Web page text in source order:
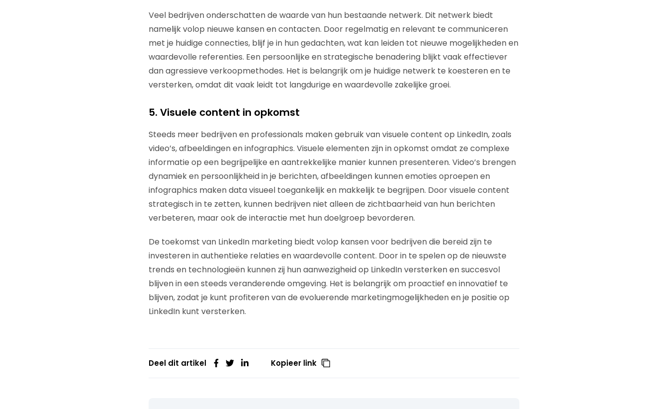
Veel bedrijven onderschatten de waarde van hun bestaande netwerk. Dit netwerk biedt
namelijk volop nieuwe kansen en contacten. Door regelmatig en relevant te communiceren
met je huidige connecties, blijf je in hun gedachten, wat kan leiden tot nieuwe mogelijkheden en
waardevolle referenties. Een persoonlijke en strategische benadering blijkt vaak effectiever
dan agressieve verkoopmethodes. Het is belangrijk om je huidige netwerk te koesteren en te
versterken, omdat dit vaak leidt tot langdurige en waardevolle zakelijke groei.
5. Visuele content in opkomst
Steeds meer bedrijven en professionals maken gebruik van visuele content op LinkedIn, zoals
video’s, afbeeldingen en infographics. Visuele elementen zijn in opkomst omdat ze complexe
informatie op een begrijpelijke en aantrekkelijke manier kunnen presenteren. Video’s brengen
dynamiek en persoonlijkheid in je berichten, afbeeldingen kunnen emoties oproepen en
infographics maken data visueel toegankelijk en makkelijk te begrijpen. Door visuele content
strategisch in te zetten, kunnen bedrijven niet alleen de zichtbaarheid van hun berichten
verbeteren, maar ook de interactie met hun doelgroep bevorderen.
De toekomst van LinkedIn marketing biedt volop kansen voor bedrijven die bereid zijn te
investeren in authentieke relaties en waardevolle content. Door in te spelen op de nieuwste
trends en technologieën kunnen zij hun aanwezigheid op LinkedIn versterken en succesvol
blijven in een steeds veranderende omgeving. Het is belangrijk om proactief en innovatief te
blijven, zodat je kunt profiteren van de evoluerende marketingmogelijkheden en je positie op
LinkedIn kunt versterken.
Deel dit artikel Kopieer link